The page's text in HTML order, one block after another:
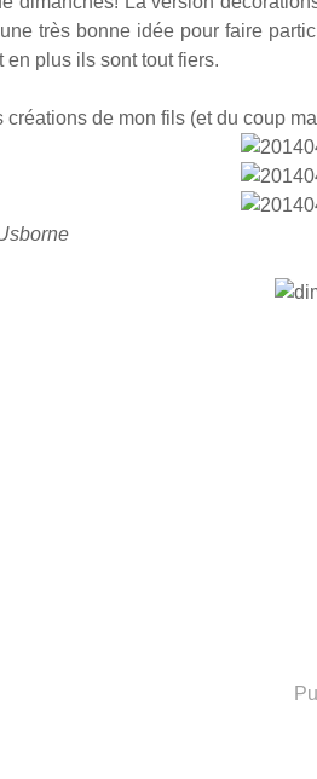
très bonne idée pour faire
en plus ils sont tout fiers.
créations de mon fils (et du coup